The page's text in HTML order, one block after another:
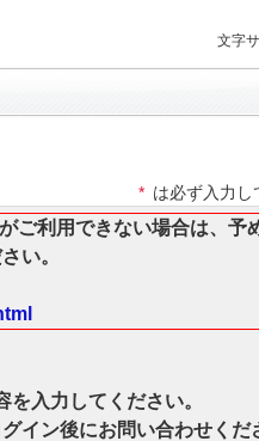
文字
* は必ず入力し
ご利用できない場合は、予
い。
入力してください。
イン後にお問い合わせくだ